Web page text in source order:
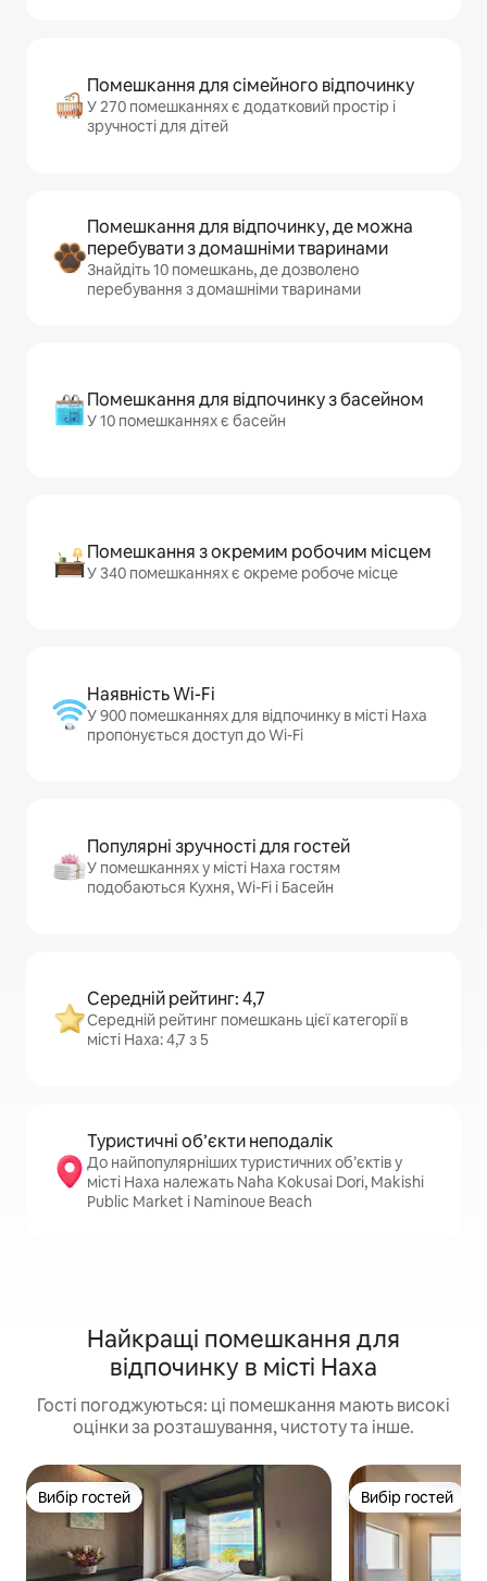
Помешкання для сімейного відпочинку
У 270 помешканнях є додатковий простір і
зручності для дітей
Помешкання для відпочинку, де можна
перебувати з домашніми тваринами
Знайдіть 10 помешкань, де дозволено
перебування з домашніми тваринами
Помешкання для відпочинку з басейном
У 10 помешканнях є басейн
Помешкання з окремим робочим місцем
У 340 помешканнях є окреме робоче місце
Наявність Wi-Fi
У 900 помешканнях для відпочинку в місті Наха
пропонується доступ до Wi-Fi
Популярні зручності для гостей
У помешканнях у місті Наха гостям
подобаються Кухня, Wi-Fi і Басейн
Середній рейтинг: 4,7
Середній рейтинг помешкань цієї категорії в
місті Наха: 4,7 з 5
Туристичні об’єкти неподалік
До найпопулярніших туристичних об’єктів у
місті Наха належать Naha Kokusai Dori, Makishi
Public Market і Naminoue Beach
Найкращі помешкання для
відпочинку в місті Наха
Гості погоджуються: ці помешкання мають високі
оцінки за розташування, чистоту та інше.
Вибір гостей
Вибір гостей Вибір гостей
Вибір гостей